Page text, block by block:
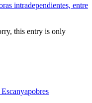
intradependientes, entre
this entry is only